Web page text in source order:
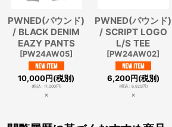
PWNED(パウンド)
/ BLACK DENIM
EAZY PANTS
[PW24AW05]
10,000円(税別)
(税込: 11,000円)
×
PWNED(パウンド)
/ SCRIPT LOGO
L/S TEE
[PW24AW02]
6,200円(税別)
(税込: 6,820円)
×